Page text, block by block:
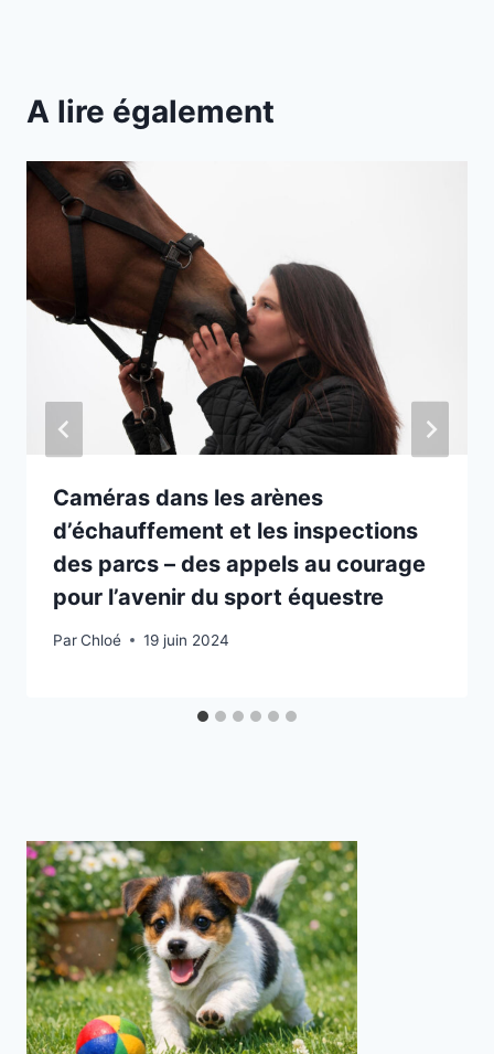
A lire également
Caméras dans les arènes
d’échauffement et les inspections
des parcs – des appels au courage
pour l’avenir du sport équestre
ParChloé 19 juin 2024